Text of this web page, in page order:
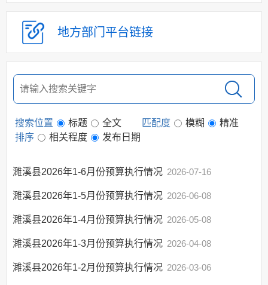
计信息
建议提案办理
政府领导
人事信息
年度财政预决算
三公经费情况
政府“三公”经费情况
费情况
各部门“三公”经
地方部门 平台链接
搜索位置 标题 全文 匹配度 模糊
精准
排序
相关程度 发布日期
濉溪县2026年1-6月份预算执行情况 2026-07-16
濉溪县2026年1-5月份预算执行情况 2026-06-08
濉溪县2026年1-4月份预算执行情况 2026-05-08
濉溪县2026年1-3月份预算执行情况 2026-04-08
濉溪县2026年1-2月份预算执行情况 2026-03-06